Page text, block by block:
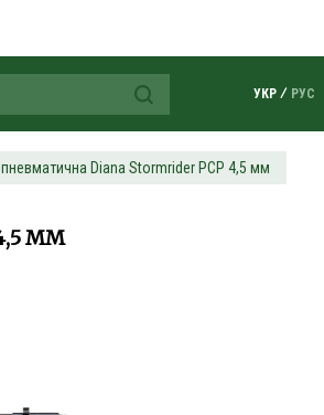
УКР РУС
пневматична Diana Stormrider PCP 4,5 мм
ММ